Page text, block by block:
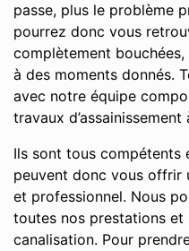
passe, plus le problème
pourrez donc vous
complètement
à des moments donnés.
avec notre équipe
travaux d’assainissement
Ils sont tous compétents
peuvent donc vous offrir
et professionnel. Nous
toutes nos prestations et
canalisation. Pour